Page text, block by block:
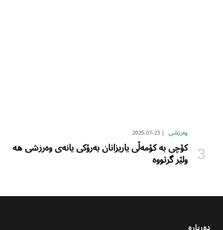
وەرزشی 2025-07-23
کۆچی بە کۆمەڵی یاریزانان بەرۆکی یانەی وەرزشی هە
ولێر گرتووە